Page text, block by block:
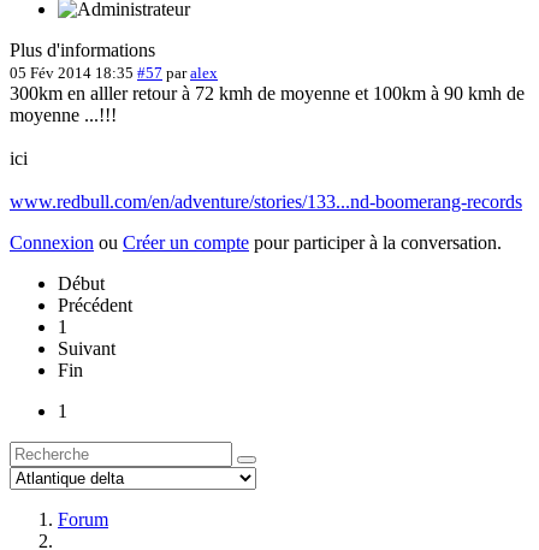
Plus d'informations
05 Fév 2014 18:35 #57 paralex
300km en alller retour à 72 kmh de moyenne et 100km à 90 kmh de
moyenne ...!!!
ici
www.redbull.com/en/adventure/stories/133...nd-boomerang-records
Connexion ou Créer un compte pour participer à la conversation.
Début
Précédent
1
Suivant
Fin
1
Forum